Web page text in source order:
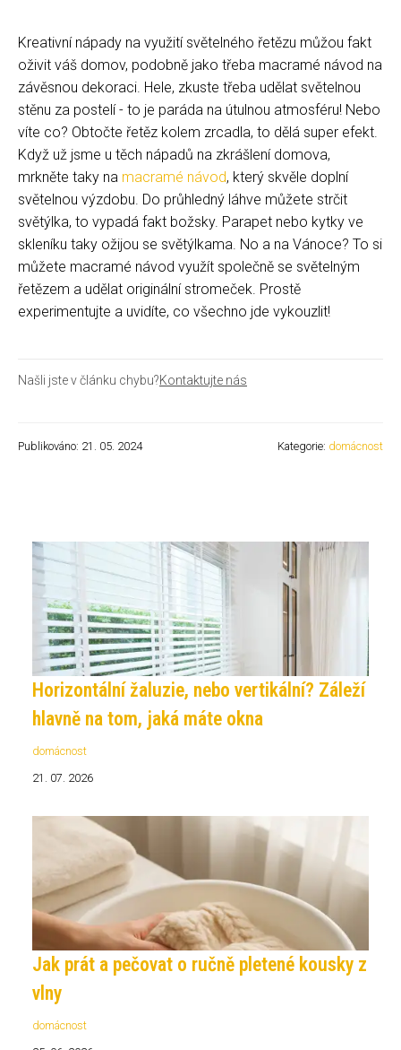
Kreativní nápady na využití světelného řetězu můžou fakt
oživit váš domov, podobně jako třeba macramé návod na
závěsnou dekoraci. Hele, zkuste třeba udělat světelnou
stěnu za postelí - to je paráda na útulnou atmosféru! Nebo
víte co? Obtočte řetěz kolem zrcadla, to dělá super efekt.
Když už jsme u těch nápadů na zkrášlení domova,
mrkněte taky na macramé návod, který skvěle doplní
světelnou výzdobu. Do průhledný láhve můžete strčit
světýlka, to vypadá fakt božsky. Parapet nebo kytky ve
skleníku taky ožijou se světýlkama. No a na Vánoce? To si
můžete macramé návod využít společně se světelným
řetězem a udělat originální stromeček. Prostě
experimentujte a uvidíte, co všechno jde vykouzlit!
Našli jste v článku chybu?Kontaktujte nás
Publikováno: 21. 05. 2024 Kategorie: domácnost
Horizontální žaluzie, nebo vertikální? Záleží
hlavně na tom, jaká máte okna
domácnost
21. 07. 2026
Jak prát a pečovat o ručně pletené kousky z
vlny
domácnost